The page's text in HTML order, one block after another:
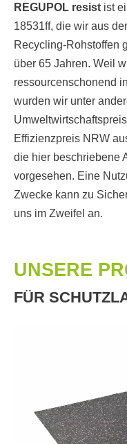
REGUPOL resist ist
18531ff, die wir aus
Recycling-Rohstoffen
über 65 Jahren. Weil
ressourcenschonend
wurden wir unter
Effizienzpreis NRW
die hier beschriebene
vorgesehen. Eine
Zwecke kann zu
uns im Zweifel an.
UNSERE
FÜR